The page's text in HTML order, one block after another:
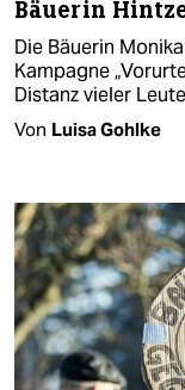
Bäuerin
Die Bäuerin
Kampagne
Distanz vieler
Von Luisa Gohlke